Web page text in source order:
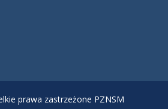
prawa zastrzeżone PZNSM